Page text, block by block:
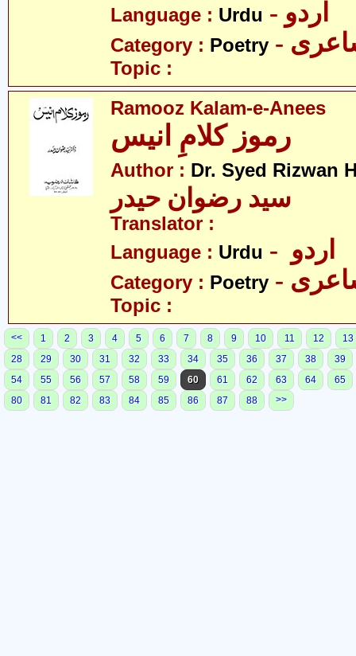
Language : Urdu - اردو
Category : Poetry
Topic :
Ramooz Kalam-e-Anees
رموز کلامِ انیس
Author : Dr. Syed Rizwan
سید رضوان حیدر
Translator :
Language : Urdu
Category : Poetry
Topic :
<< 1 2 3 4 5 6 7 8 9 10 11 12
13
28
29 30 31 32 33 34 35 36 37 38
39
54
55 56 57 58 59 60 61 62 63 64
65
80
81 82 83 84 85 86 87 88 >>